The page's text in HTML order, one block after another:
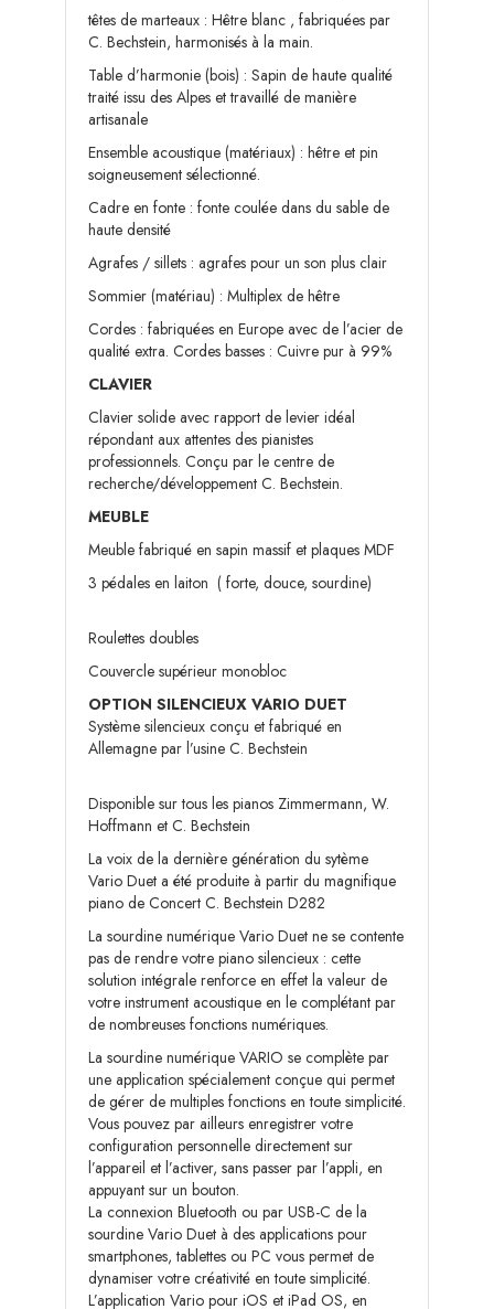
têtes de marteaux : Hêtre blanc , fabriquées par
C. Bechstein, harmonisés à la main.
Table d’harmonie (bois) : Sapin de haute qualité
traité issu des Alpes et travaillé de manière
artisanale
Ensemble acoustique (matériaux) : hêtre et pin
soigneusement sélectionné.
Cadre en fonte : fonte coulée dans du sable de
haute densité
Agrafes / sillets : agrafes pour un son plus clair
Sommier (matériau) : Multiplex de hêtre
Cordes : fabriquées en Europe avec de l’acier de
qualité extra. Cordes basses : Cuivre pur à 99%
CLAVIER
Clavier solide avec rapport de levier idéal
répondant aux attentes des pianistes
professionnels. Conçu par le centre de
recherche/développement C. Bechstein.
MEUBLE
Meuble fabriqué en sapin massif et plaques MDF
3 pédales en laiton ( forte, douce, sourdine)
Roulettes doubles
Couvercle supérieur monobloc
OPTION SILENCIEUX VARIO DUET
Système silencieux conçu et fabriqué en
Allemagne par l’usine C. Bechstein
Disponible sur tous les pianos Zimmermann, W.
Hoffmann et C. Bechstein
La voix de la dernière génération du sytème
Vario Duet a été produite à partir du magnifique
piano de Concert C. Bechstein D282
La sourdine numérique Vario Duet ne se contente
pas de rendre votre piano silencieux : cette
solution intégrale renforce en effet la valeur de
votre instrument acoustique en le complétant par
de nombreuses fonctions numériques.
La sourdine numérique VARIO se complète par
une application spécialement conçue qui permet
de gérer de multiples fonctions en toute simplicité.
Vous pouvez par ailleurs enregistrer votre
configuration personnelle directement sur
l’appareil et l’activer, sans passer par l’appli, en
appuyant sur un bouton.
La connexion Bluetooth ou par USB-C de la
sourdine Vario Duet à des applications pour
smartphones, tablettes ou PC vous permet de
dynamiser votre créativité en toute simplicité.
L’application Vario pour iOS et iPad OS, en